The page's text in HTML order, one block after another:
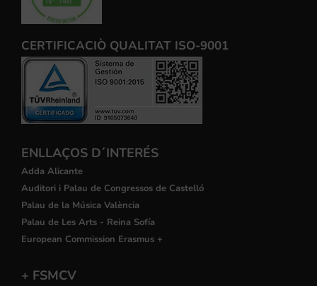
CERTIFICACIÒ QUALITAT ISO-9001
ENLLAÇOS D´INTERÉS
Adda Alicante
Auditori i Palau de Congressos de Castelló
Palau de la Música València
Palau de Les Arts - Reina Sofía
European Commission Erasmus +
+ FSMCV